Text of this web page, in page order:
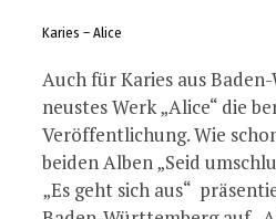
Karies – Alice
Auch für Karies aus
neustes Werk „Alice“ die
Veröffentlichung. Wie
beiden Alben „Seid
„Es geht sich aus“